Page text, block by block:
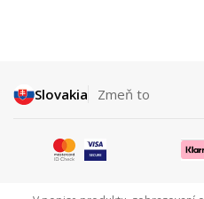
Slovakia Zmeň to